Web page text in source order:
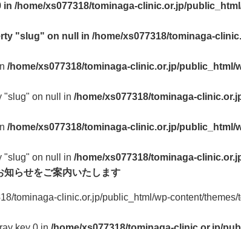
in /home/xs077318/tominaga-clinic.or.jp/
"slug" on null in /home/xs077318/tominaga-
/home/xs077318/tominaga-clinic.or.jp/
"slug" on null in /home/xs077318/tominaga-
/home/xs077318/tominaga-clinic.or.jp/
"slug" on null in /home/xs077318/tominaga-
知らせをご案内いたします
tominaga-clinic.or.jp/public_html/wp-content/